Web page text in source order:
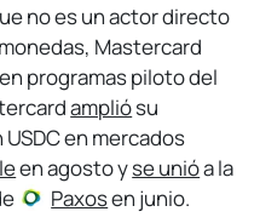
no es un actor directo
Mastercard
programas piloto del
ampliósu
en mercados
en agosto yse unióa la
Paxosen junio.